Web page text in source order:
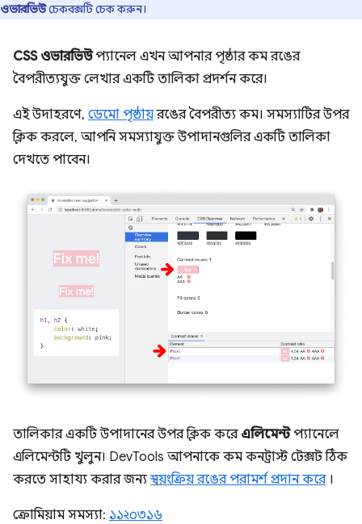
ওভারভিউচেকবক্সটি চেক করুন।
CSS ওভারভিউপ্যানেল এখন আপনার পৃষ্ঠার কম রঙের
বৈপরীত্যযুক্ত লেখার একটি তালিকা প্রদর্শন করে।
এই উদাহরণে, ডেমো পৃষ্ঠায়রঙের বৈপরীত্য কম। সমস্যাটির উপর
ক্লিক করলে, আপনি সমস্যাযুক্ত উপাদানগুলির একটি তালিকা
দেখতে পাবেন।
তালিকার একটি উপাদানের উপর ক্লিক করে এলিমেন্টপ্যানেলে
এলিমেন্টটি খুলুন। DevTools আপনাকে কম কনট্রাস্ট টেক্সট ঠিক
করতে সাহায্য করার জন্যস্বয়ংক্রিয় রঙের পরামর্শ প্রদান করে।
ক্রোমিয়াম সমস্যা: ১১২০৩১৬